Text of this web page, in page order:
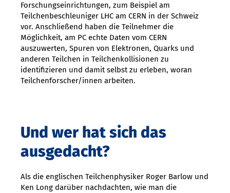
Forschungseinrichtungen, zum Beispiel am
Teilchenbeschleuniger LHC am CERN in der Schweiz
vor. Anschließend haben die Teilnehmer die
Möglichkeit, am PC echte Daten vom CERN
auszuwerten, Spuren von Elektronen, Quarks und
anderen Teilchen in Teilchenkollisionen zu
identifizieren und damit selbst zu erleben, woran
Teilchenforscher/innen arbeiten.
Und wer hat sich das
ausgedacht?
Als die englischen Teilchenphysiker Roger Barlow und
Ken Long darüber nachdachten, wie man die